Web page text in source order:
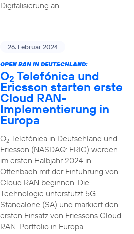
Digitalisierung an.
26. Februar 2024
OPEN RAN IN DEUTSCHLAND:
O2 Telefónica und
Ericsson starten erste
Cloud RAN-
Implementierung in
Europa
O2Telefónica in Deutschland und
Ericsson (NASDAQ: ERIC) werden
im ersten Halbjahr 2024 in
Offenbach mit der Einführung von
Cloud RAN beginnen. Die
Technologie unterstützt 5G
Standalone (SA) und markiert den
ersten Einsatz von Ericssons Cloud
RAN-Portfolio in Europa.